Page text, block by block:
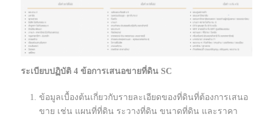
ระเบียบปฏิบัติ 4 ข้อการเสนอขายที่ดิน SC
ข้อมูลเบื้องต้นเกี่ยวกับรายละเอียดของที่ดินที่ต้องการเสนอ
ขาย เช่น แผนที่ที่ดิน ระวางที่ดิน ขนาดที่ดิน และราคา